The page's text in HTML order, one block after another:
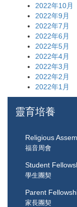
靈育培養
Religious
福音周會
Student
學生團契
Parent
家長團契
2022年10月
2022年9月
2022年7月
2022年6月
2022年5月
2022年4月
2022年3月
2022年2月
2022年1月